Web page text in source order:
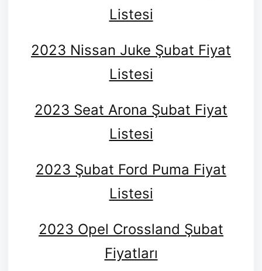
Listesi
2023 Nissan Juke Şubat Fiyat
Listesi
2023 Seat Arona Şubat Fiyat
Listesi
2023 Şubat Ford Puma Fiyat
Listesi
2023 Opel Crossland Şubat
Fiyatları